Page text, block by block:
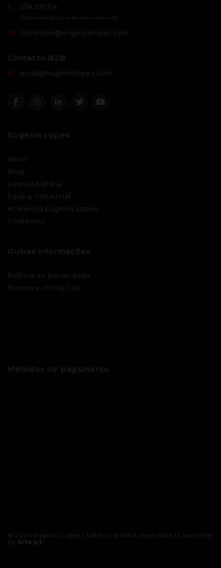
258 371 314
lojaonline@eugenialopes.com
Contacto B2B
geral@eugenialopes.com
Eugénia Lopes
Início
Blog
A nossa história
Equipa Comercial
Academia Eugénia Lopes
Contactos
Outras informações
Política de privacidade
Termos e condições
Métodos de pagamento
© 2026 Eugénia Lopes | Todos os direitos reservados | Loja online
by Site.pt